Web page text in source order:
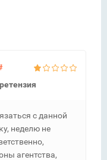
с данной
неделю не
агентства,